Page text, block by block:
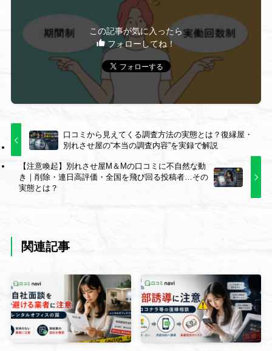
この記事が気に入ったら
フォローしてね！
口コミから見えてくる調査方法の実態とは？復縁屋・
別れさせ屋の“本当の調査内容”を実録で解説
【注意喚起】別れさせ屋M＆Mの口コミに不自然な動
き｜削除・連日高評価・全国を飛び回る投稿者…その
実態とは？
関連記事